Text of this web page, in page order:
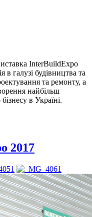
InterBuildExpo
галузі будівництва та
та ремонту, а
найбільш
в Україні.
2017